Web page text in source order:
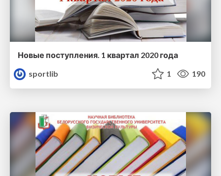
Новые поступления. 1 квартал 2020 года
sportlib
1 190